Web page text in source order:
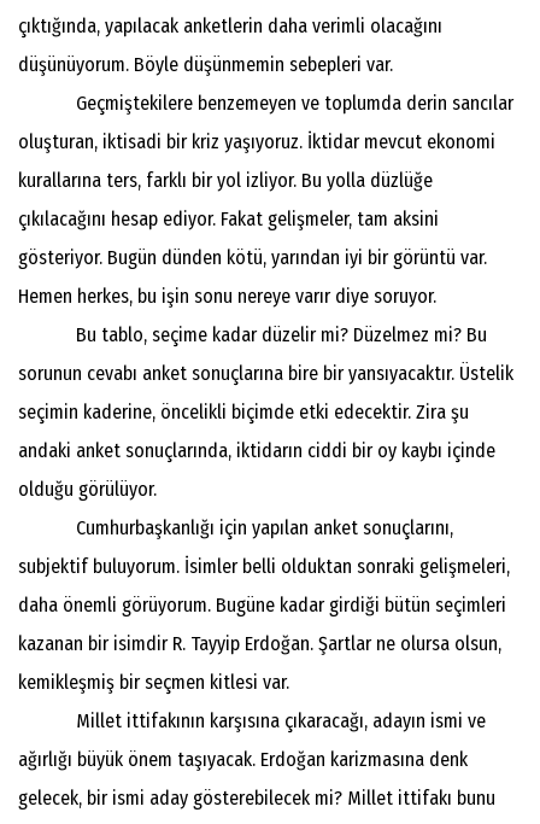
çıktığında, yapılacak anketlerin daha verimli olacağını
düşünüyorum. Böyle düşünmemin sebepleri var.
Geçmiştekilere benzemeyen ve toplumda derin sancılar
oluşturan, iktisadi bir kriz yaşıyoruz. İktidar mevcut ekonomi
kurallarına ters, farklı bir yol izliyor. Bu yolla düzlüğe
çıkılacağını hesap ediyor. Fakat gelişmeler, tam aksini
gösteriyor. Bugün dünden kötü, yarından iyi bir görüntü var.
Hemen herkes, bu işin sonu nereye varır diye soruyor.
Bu tablo, seçime kadar düzelir mi? Düzelmez mi? Bu
sorunun cevabı anket sonuçlarına bire bir yansıyacaktır. Üstelik
seçimin kaderine, öncelikli biçimde etki edecektir. Zira şu
andaki anket sonuçlarında, iktidarın ciddi bir oy kaybı içinde
olduğu görülüyor.
Cumhurbaşkanlığı için yapılan anket sonuçlarını,
subjektif buluyorum. İsimler belli olduktan sonraki gelişmeleri,
daha önemli görüyorum. Bugüne kadar girdiği bütün seçimleri
kazanan bir isimdir R. Tayyip Erdoğan. Şartlar ne olursa olsun,
kemikleşmiş bir seçmen kitlesi var.
Millet ittifakının karşısına çıkaracağı, adayın ismi ve
ağırlığı büyük önem taşıyacak. Erdoğan karizmasına denk
gelecek, bir ismi aday gösterebilecek mi? Millet ittifakı bunu